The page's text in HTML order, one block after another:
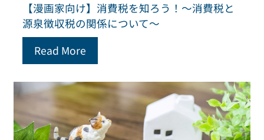
【漫画家向け】消費税を知ろう！～消費税と
源泉徴収税の関係について～
Read More